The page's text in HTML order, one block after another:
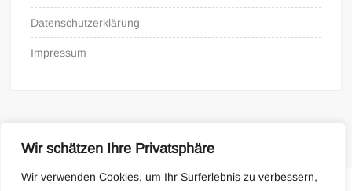
Wir schätzen Ihre Privatsphäre
Wir verwenden Cookies, um Ihr Surferlebnis zu verbessern,
Datenschutzerklärung
Impressum